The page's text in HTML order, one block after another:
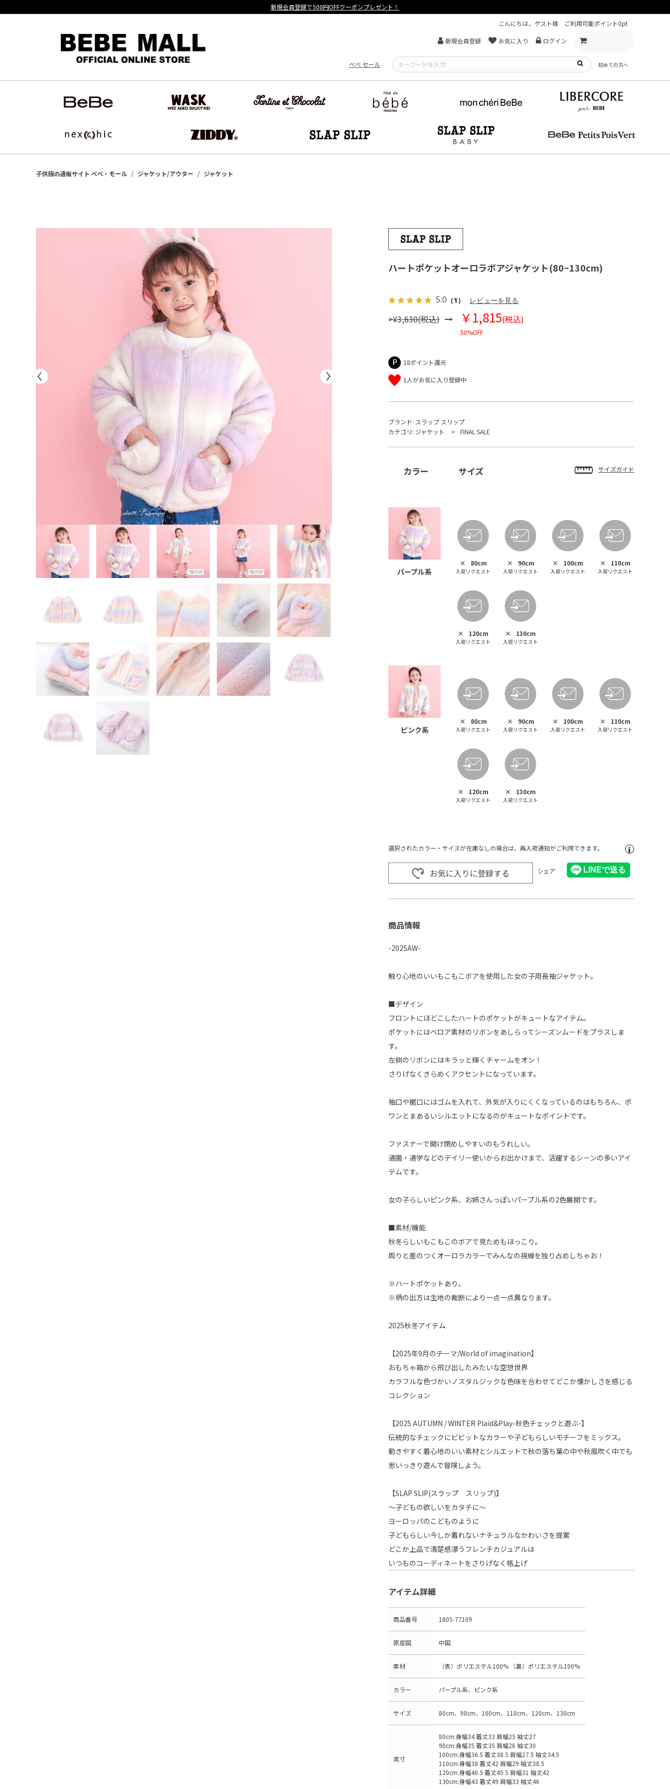
新規会員登録で500円OFFクーポンプレゼント！
こんにちは、ゲスト様
ご利用可能ポイント0pt
新規会員登録 お気に入り ログイン
べべ セール 初めての方へ
子供服の通販サイト ベベ・モール ジャケット/アウター ジャケット
ハートポケットオーロラボアジャケット(80~130cm)
5.0 （1） レビューを見る
>¥3,630(税込) ￥1,815(税込)
50%OFF
18ポイント還元
1人がお気に入り登録中
ブランド: スラップ スリップ
カテゴリ: ジャケット FINAL SALE
カラー サイズ サイズガイド
パープル系
× 80cm
入荷リクエスト
× 90cm
入荷リクエスト
× 100cm
入荷リクエスト
× 110cm
入荷リクエスト
× 120cm
入荷リクエスト
× 130cm
入荷リクエスト
ピンク系
× 80cm
入荷リクエスト
× 90cm
入荷リクエスト
× 100cm
入荷リクエスト
× 110cm
入荷リクエスト
× 120cm
入荷リクエスト
× 130cm
入荷リクエスト
選択されたカラー・サイズが在庫なしの場合は、再入荷通知がご利用できます。
お気に入りに登録する シェア
商品情報
-2025AW-
触り心地のいいもこもこボアを使用した女の子用長袖ジャケット。
■デザイン
フロントにほどこしたハートのポケットがキュートなアイテム。
ポケットにはベロア素材のリボンをあしらってシーズンムードをプラスしま
す。
左側のリボンにはキラッと輝くチャームをオン！
さりげなくきらめくアクセントになっています。
袖口や裾口にはゴムを入れて、外気が入りにくくなっているのはもちろん、ポ
ワンとまあるいシルエットになるのがキュートなポイントです。
ファスナーで開け閉めしやすいのもうれしい。
通園・通学などのデイリー使いからお出かけまで、活躍するシーンの多いアイ
テムです。
女の子らしいピンク系、お姉さんっぽいパープル系の2色展開です。
■素材/機能
秋冬らしいもこもこのボアで見ためもほっこり。
周りと差のつくオーロラカラーでみんなの視線を独り占めしちゃお！
※ハートポケットあり。
※柄の出方は生地の裁断により一点一点異なります。
2025秋冬アイテム
【2025年9月のテーマ/World of imagination】
おもちゃ箱から飛び出したみたいな空想世界
カラフルな色づかいノスタルジックな色味を合わせてどこか懐かしさを感じる
コレクション
【2025 AUTUMN / WINTER Plaid&Play-秋色チェックと遊ぶ-】
伝統的なチェックにビビットなカラーや子どもらしいモチーフをミックス。
動きやすく着心地のいい素材とシルエットで秋の落ち葉の中や秋風吹く中でも
思いっきり遊んで冒険しよう。
【SLAP SLIP(スラップ スリップ)】
～子どもの欲しいをカタチに～
ヨーロッパのこどものように
子どもらしい今しか着れないナチュラルなかわいさを提案
どこか上品で清楚感漂うフレンチカジュアルは
いつものコーディネートをさりげなく格上げ
アイテム詳細
商品番号 1805-77109
原産国 中国
素材 （表）ポリエステル100% （裏）ポリエステル100%
カラー パープル系、ピンク系
サイズ 80cm、90cm、100cm、110cm、120cm、130cm
実寸
80cm:身幅34 着丈33 肩幅25 袖丈27
90cm:身幅35 着丈35 肩幅26 袖丈30
100cm:身幅36.5 着丈38.5 肩幅27.5 袖丈34.5
110cm:身幅38 着丈42 肩幅29 袖丈38.5
120cm:身幅40.5 着丈45.5 肩幅31 袖丈42
130cm:身幅43 着丈49 肩幅33 袖丈46